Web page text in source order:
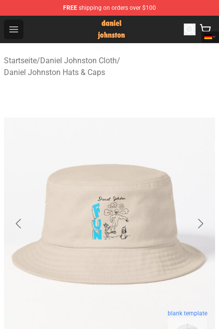
FREE shipping on orders over $100
Open menu
Daniel Johnston Store - Official Daniel Johnston
Startseite/Daniel Johnston Cloth/
Daniel Johnston Hats & Caps
blank template